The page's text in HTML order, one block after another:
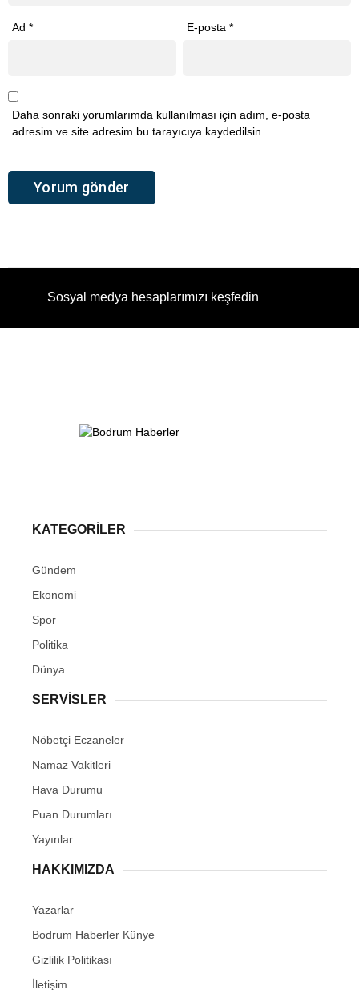
Ad * E-posta*
Daha sonraki yorumlarımda kullanılması için adım, e-posta
adresim ve site adresim bu tarayıcıya kaydedilsin.
Sosyal medya hesaplarımızı keşfedin
KATEGORİLER
Gündem
Ekonomi
Spor
Politika
Dünya
SERVİSLER
Nöbetçi Eczaneler
Namaz Vakitleri
Hava Durumu
Puan Durumları
Yayınlar
HAKKIMIZDA
Yazarlar
Bodrum Haberler Künye
Gizlilik Politikası
İletişim